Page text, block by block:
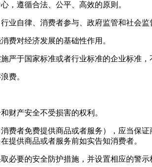
，遵循合法、公平、高效的原则。
自律、消费者参与、政府监管和社会监
费对经济发展的基础性作用。
于国家标准或者行业标准的企业标准，
费。
财产安全不受损害的权利。
费者免费提供商品或者服务），应当保
提供商品或者服务前如实告知消费者。
要的安全防护措施，并设置相应的警